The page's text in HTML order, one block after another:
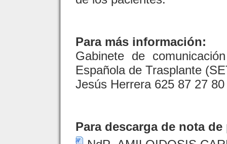
Para más información:
Gabinete de
Española de Trasplante
Jesús Herrera 625 87 27
Para descarga de nota